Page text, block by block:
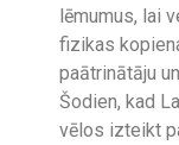
lēmumus, lai
fizikas
paātrinātāju
Šodien, kad
vēlos izteikt